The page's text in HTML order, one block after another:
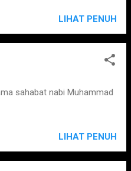
LIHAT PENUH
sahabat nabi Muhammad
LIHAT PENUH